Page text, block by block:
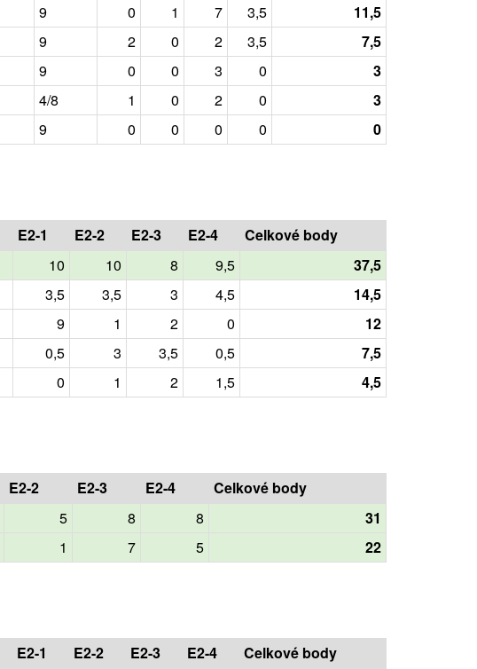
9 0 1 7 3,5
11,5
9 2 0 2 3,5
7,5
9 0 0 3 0
3
4/8 1 0 2 0
3
9 0 0 0 0 0
E2-1 E2-2 E2-3 E2-4
Celkové body
10 10 8 9,5
37,5
3,5 3,5 3 4,5
14,5
9 1 2 0
12
0,5 3 3,5 0,5
7,5
0 1 2 1,5 4,5
E2-2 E2-3 E2-4
Celkové body
5 8 8
31
1 7 5 22
E2-1 E2-2 E2-3 E2-4
Celkové body